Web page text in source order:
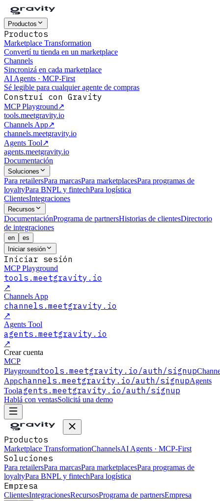
Productos
Productos
Marketplace Transformation
Convertí tu tienda en un marketplace
Channels
Sincronizá en cada marketplace
AI Agents · MCP-First
Sé legible para cualquier agente de compras
Construí con Gravity
MCP Playground↗
tools.meetgravity.io
Channels App↗
channels.meetgravity.io
Agents Tool↗
agents.meetgravity.io
Documentación
Soluciones
Para retailersPara marcasPara marketplacesPara programas de
loyaltyPara BNPL y fintechPara logística
ClientesIntegraciones
Recursos
DocumentaciónPrograma de partnersHistorias de clientesDirectorio
de integraciones
en
es
Iniciar sesión
Iniciar sesión
MCP Playground
tools.meetgravity.io
↗
Channels App
channels.meetgravity.io
↗
Agents Tool
agents.meetgravity.io
↗
Crear cuenta
MCP
Playgroundtools.meetgravity.io /auth/signup
Appchannels.meetgravity.io /auth/signupAgents
Toolagents.meetgravity.io /auth/signup
Hablá con ventasSolicitá una demo
Productos
Marketplace TransformationChannelsAI Agents · MCP-First
Soluciones
Para retailersPara marcasPara marketplacesPara programas de
loyaltyPara BNPL y fintechPara logística
Empresa
ClientesIntegracionesRecursosPrograma de partnersEmpresa